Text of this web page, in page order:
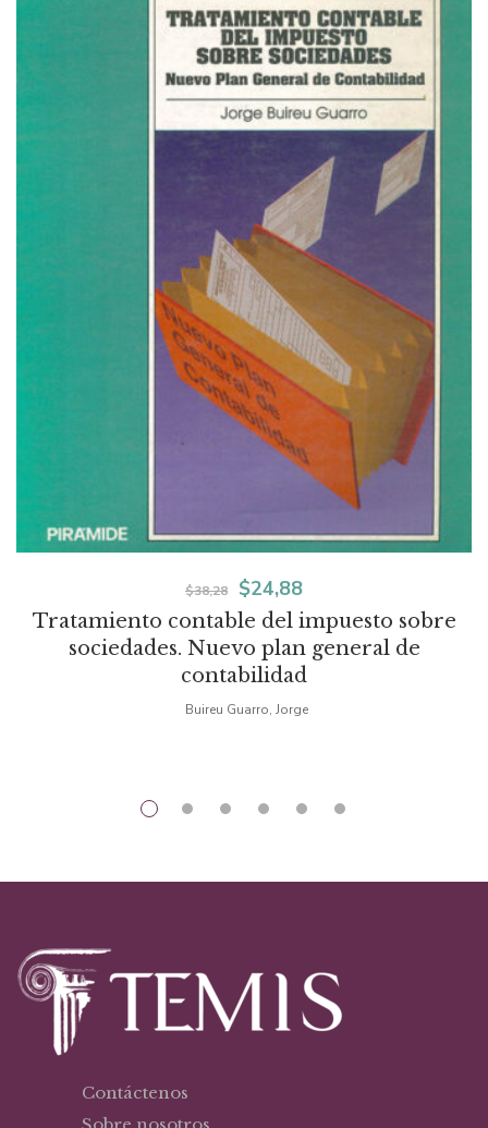
Tratamiento contable del impuesto sobre
sociedades. Nuevo plan general de
contabilidad
$38,28
El
precio
original
era:
$24,88El
precio
actual
es:
Buireu Guarro, Jorge
Contáctenos